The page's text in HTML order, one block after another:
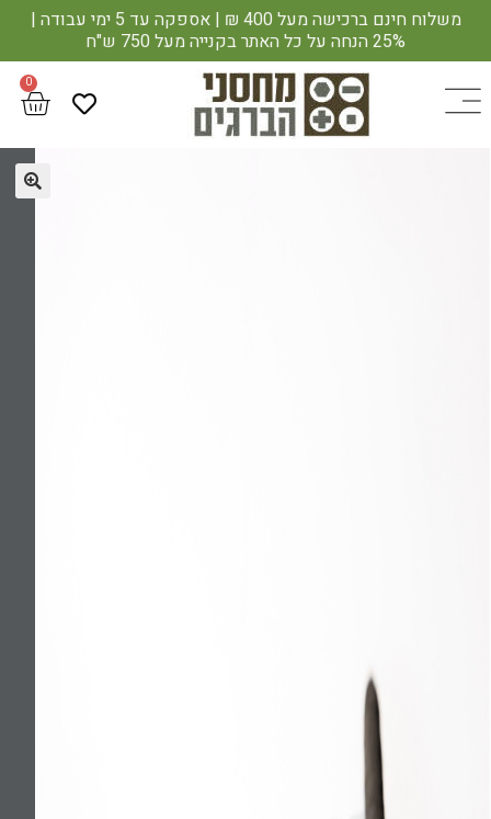
משלוח חינם ברכישה מעל 400 ₪ | אספקה עד 5 ימי עבודה |
25% הנחה על כל האתר בקנייה מעל 750 ש"ח